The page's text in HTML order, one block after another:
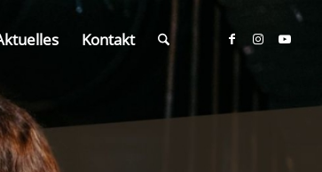
Kontakt